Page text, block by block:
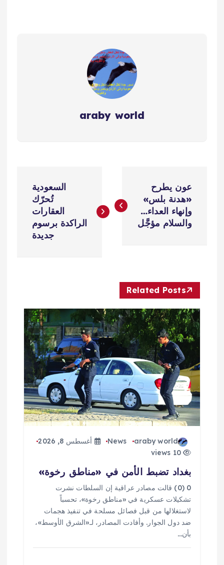
araby world
ص
م
ق
ت
عون يطرح
«هدنة بلس»
وإنهاء العداء…
والسلام مؤجَّل
السعودية
تُحرّك
العقارات
الراكدة برسوم
جديدة
Related Posts
araby world
News
أغسطس 8, 2026
10 views
بغداد تضبط الأمن في «مناطق رخوة»
0 (0) قالت مصادر عراقية إن السلطات نشرت
تشكيلات عسكرية في «مناطق رخوة»، تحسباً
لاستغلالها من قبل فصائل مسلحة في تنفيذ هجمات
ضد دول الجوار. وأفادت المصادر، لـ«الشرق الأوسط»،
بأن…